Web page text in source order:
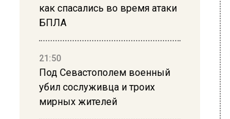
как спасались во время атаки
БПЛА
21:50
Под Севастополем военный
убил сослуживца и троих
мирных жителей